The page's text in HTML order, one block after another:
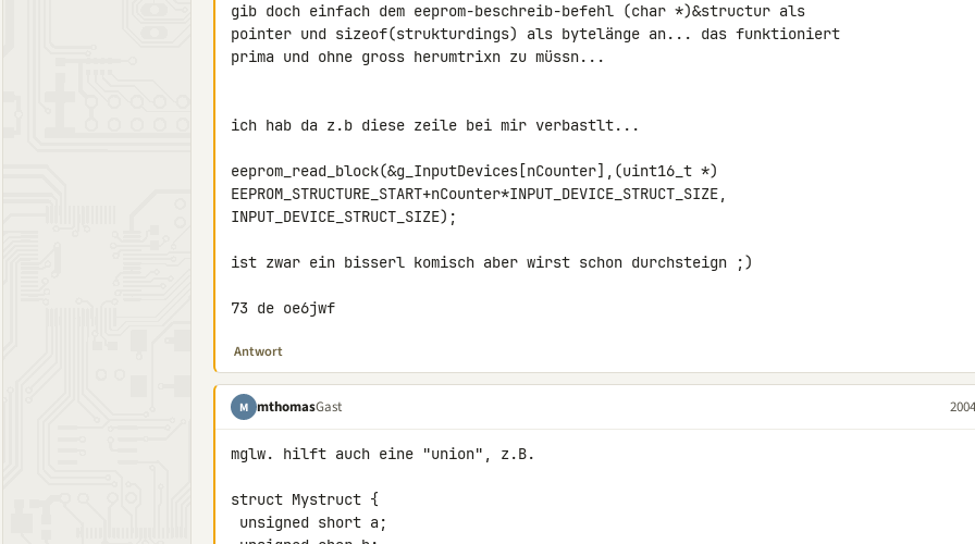
gib doch einfach dem eeprom-beschreib-befehl (char *)&structur als
pointer und sizeof(strukturdings) als bytelänge an... das funktioniert
prima und ohne gross herumtrixn zu müssn...
ich hab da z.b diese zeile bei mir verbastlt...
eeprom_read_block(&g_InputDevices[nCounter],(uint16_t *)
EEPROM_STRUCTURE_START+nCounter*INPUT_DEVICE_STRUCT_SIZE,
INPUT_DEVICE_STRUCT_SIZE);
ist zwar ein bisserl komisch aber wirst schon durchsteign ;)
73 de oe6jwf
Antwort
M mthomasGast
mglw. hilft auch eine "union", z.B.
struct Mystruct {